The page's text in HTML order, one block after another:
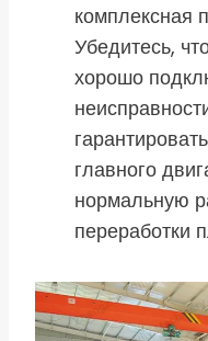
комплексная
Убедитесь,
хорошо
главного
нормальную
переработки